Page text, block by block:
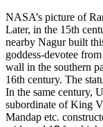
NASA’s picture of
Later, in the 15th
nearby Nagur built
goddess-devotee
wall in the southern
16th century. The
In the same century,
subordinate of King
Mandap etc.